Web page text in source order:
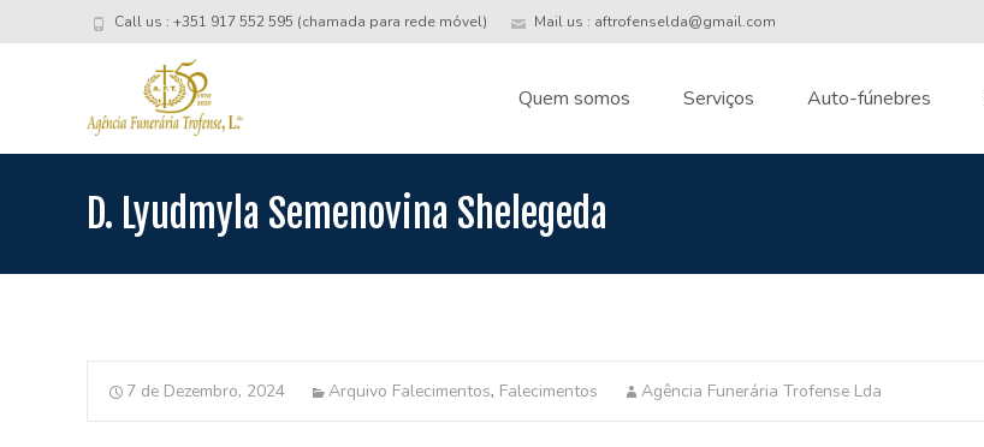
Call us : +351 917 552 595 (chamada para rede móvel) Mail us : aftrofenselda@gmail.com
Quem somos Serviços Auto-fúnebres
D. Lyudmyla Semenovina Shelegeda
7 de Dezembro, 2024 Arquivo Falecimentos, Falecimentos Agência Funerária Trofense Lda